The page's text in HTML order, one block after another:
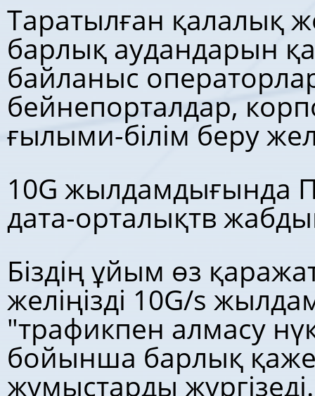
Таратылған қалалық
барлық аудандарын
байланыс
бейнепорталдар,
ғылыми-білім беру
10G жылдамдығында
дата-орталықтв
Біздің ұйым өз
желіңізді 10G/s
"трафикпен алмасу
бойынша барлық
жұмыстарды